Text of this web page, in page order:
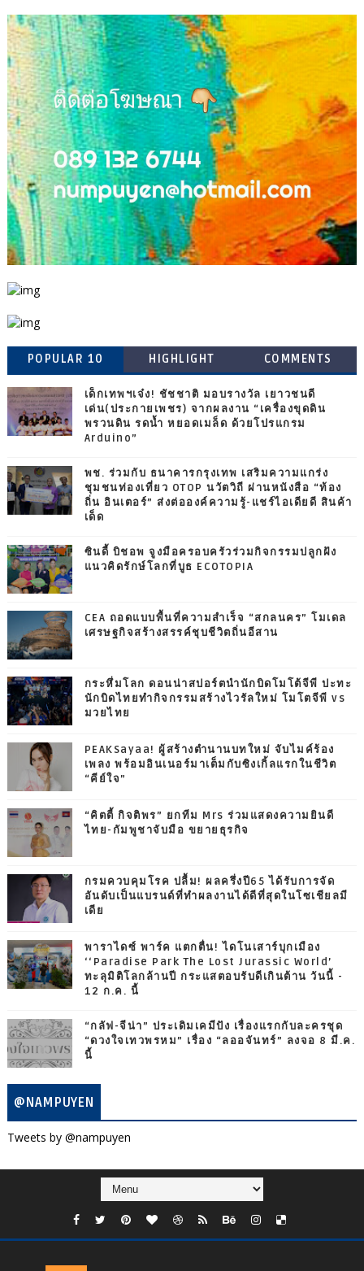
POPULAR 10 HIGHLIGHT COMMENTS
เด็กเทพฯเจ๋ง! ชัชชาติ มอบรางวัล เยาวชนดี
เด่น(ประกายเพชร) จากผลงาน “เครื่องขุดดิน
พรวนดิน รดน้ำ หยอดเมล็ด ด้วยโปรแกรม
Arduino”
พช. ร่วมกับ ธนาคารกรุงเทพ เสริมความแกร่ง
ชุมชนท่องเที่ยว OTOP นวัตวิถี ผ่านหนังสือ “ท้อง
ถิ่น อินเตอร์” ส่งต่อองค์ความรู้-แชร์ไอเดียดี สินค้า
เด็ด
ซินดี้ บิชอพ จูงมือครอบครัวร่วมกิจกรรมปลูกฝัง
แนวคิดรักษ์โลกที่บูธ ECOTOPIA
CEA ถอดแบบพื้นที่ความสำเร็จ “สกลนคร” โมเดล
เศรษฐกิจสร้างสรรค์ชุบชีวิตถิ่นอีสาน
กระหึ่มโลก ดอนน่าสปอร์ตนำนักบิดโมโต้จีพี ปะทะ
นักบิดไทยทำกิจกรรมสร้างไวรัลใหม่ โมโตจีพี vs
มวยไทย
PEAKSayaa! ผู้สร้างตำนานบทใหม่ จับไมค์ร้อง
เพลง พร้อมอินเนอร์มาเต็มกับซิงเกิ้ลแรกในชีวิต
“คีย์ใจ”
“คิตตี้ กิจติพร” ยกทีม Mrs ร่วมแสดงความยินดี
ไทย-กัมพูชาจับมือ ขยายธุรกิจ
กรมควบคุมโรค ปลื้ม! ผลครึ่งปี65 ได้รับการจัด
อันดับเป็นแบรนด์ที่ทำผลงานได้ดีที่สุดในโซเชียลมี
เดีย
พาราไดซ์ พาร์ค แตกตื่น! ไดโนเสาร์บุกเมือง
‘‘Paradise Park The Lost Jurassic World’
ทะลุมิติโลกล้านปี กระแสตอบรับดีเกินต้าน วันนี้ -
12 ก.ค. นี้
“กลัฟ-จีน่า” ประเดิมเคมีปัง เรื่องแรกกับละครชุด
“ดวงใจเทวพรหม” เรื่อง “ลออจันทร์” ลงจอ 8 มี.ค.
นี้
@NAMPUYEN
Tweets by @nampuyen